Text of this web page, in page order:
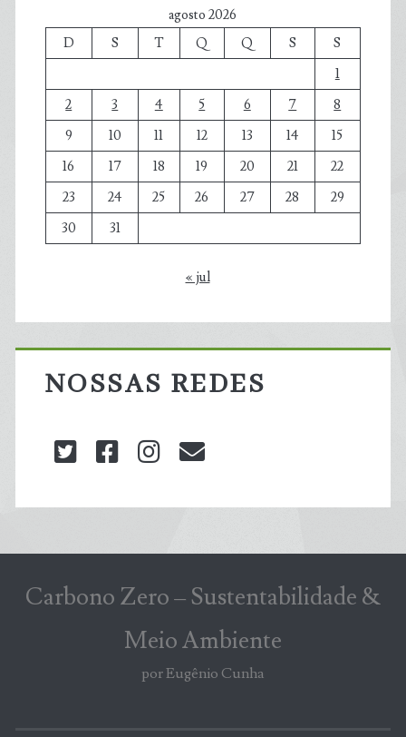
agosto 2026
D
S T Q Q S
S
1
2
3 4 5 6 7
8
9
10 11 12 13 14
15
16
17 18 19 20 21
22
23
24 25 26 27 28
29
30
31
« jul
NOSSAS REDES
twitterfacebookinstagram
Carbono Zero – Sustentabilidade &
Meio Ambiente
por Eugênio Cunha